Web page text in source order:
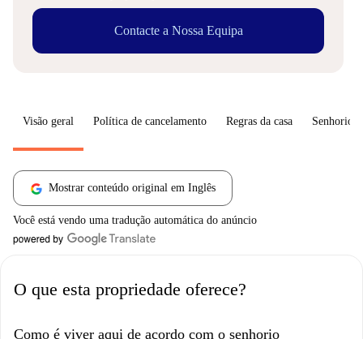
Contacte a Nossa Equipa
Visão geral Política de cancelamento Regras da casa Senhorio
Mostrar conteúdo original em Inglês
Você está vendo uma tradução automática do anúncio
O que esta propriedade oferece?
Como é viver aqui de acordo com o senhorio